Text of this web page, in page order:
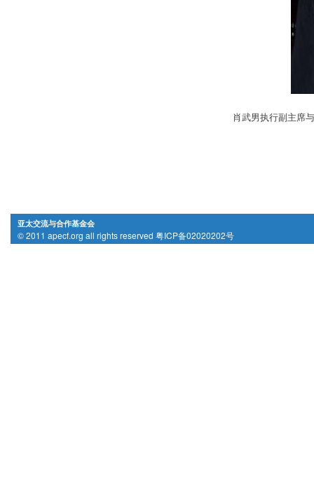
肖武男执行副主席
亚太交流与合作基金会
© 2011 apecf.org all rights reserved 粤ICP备02020202号